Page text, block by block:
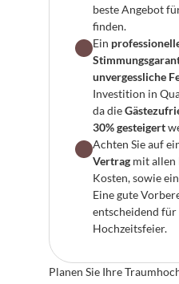
beste Angebot
finden.
Ein
unvergessliche
Investition in
da die
30% gesteigert
Achten Sie auf
Vertrag mit allen
Kosten, sowie
Eine gute
entscheidend
Hochzeitsfeier.
Planen Sie Ihre